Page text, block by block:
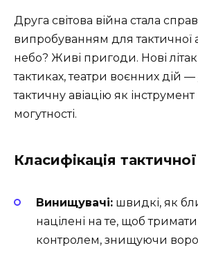
Друга світова війна стала
випробуванням для тактичної
небо? Живі пригоди. Нові
тактиках, театри воєнних дій
тактичну авіацію як інструмент
могутності.
Класифікація тактичної
Винищувачі: швидкі, як
націлені на те, щоб
контролем, знищуючи